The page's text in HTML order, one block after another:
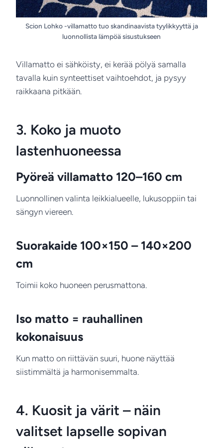
Scion Lohko -villamatto tuo skandinaavista tyylikkyyttä ja
luonnollista lämpöä sisustukseen
Villamatto ei sähköisty, ei kerää pölyä samalla
tavalla kuin synteettiset vaihtoehdot, ja pysyy
raikkaana pitkään.
3. Koko ja muoto
lastenhuoneessa
Pyöreä villamatto 120–160 cm
Luonnollinen valinta leikkialueelle, lukusoppiin tai
sängyn viereen.
Suorakaide 100×150 – 140×200
cm
Toimii koko huoneen perusmattona.
Iso matto = rauhallinen
kokonaisuus
Kun matto on riittävän suuri, huone näyttää
siistimmältä ja harmonisemmalta.
4. Kuosit ja värit – näin
valitset lapselle sopivan